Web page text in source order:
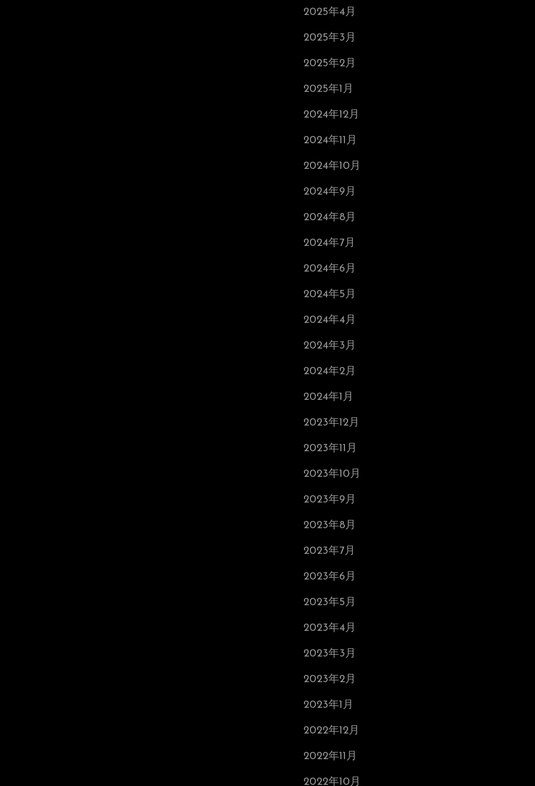
2025年4月
2025年3月
2025年2月
2025年1月
2024年12月
2024年11月
2024年10月
2024年9月
2024年8月
2024年7月
2024年6月
2024年5月
2024年4月
2024年3月
2024年2月
2024年1月
2023年12月
2023年11月
2023年10月
2023年9月
2023年8月
2023年7月
2023年6月
2023年5月
2023年4月
2023年3月
2023年2月
2023年1月
2022年12月
2022年11月
2022年10月